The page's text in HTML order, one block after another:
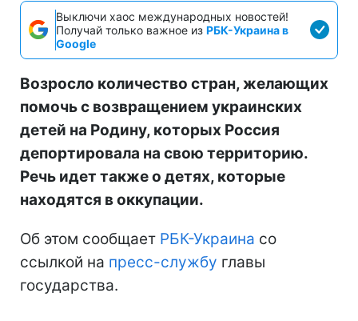
Выключи хаос международных новостей!
Получай только важное из РБК-Украина в
Google
Возросло количество стран, желающих
помочь с возвращением украинских
детей на Родину, которых Россия
депортировала на свою территорию.
Речь идет также о детях, которые
находятся в оккупации.
Об этом сообщает РБК-Украина со
ссылкой на пресс-службу главы
государства.